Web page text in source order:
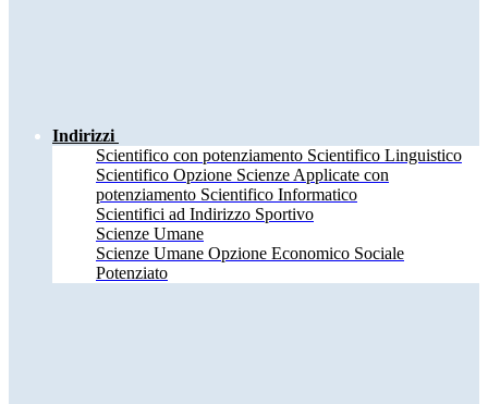
Indirizzi
Scientifico con potenziamento Scientifico Linguistico
Scientifico Opzione Scienze Applicate con
potenziamento Scientifico Informatico
Scientifici ad Indirizzo Sportivo
Scienze Umane
Scienze Umane Opzione Economico Sociale
Potenziato